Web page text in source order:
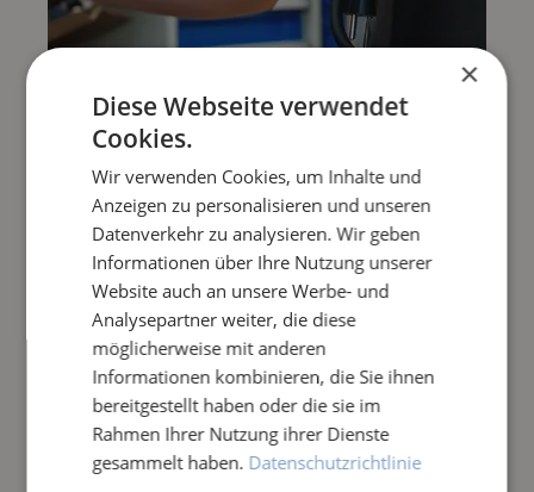
×
Diese Webseite verwendet
Cookies.
Wir verwenden Cookies, um Inhalte und
Anzeigen zu personalisieren und unseren
Datenverkehr zu analysieren. Wir geben
Informationen über Ihre Nutzung unserer
Website auch an unsere Werbe- und
Analysepartner weiter, die diese
möglicherweise mit anderen
Informationen kombinieren, die Sie ihnen
bereitgestellt haben oder die sie im
Rahmen Ihrer Nutzung ihrer Dienste
gesammelt haben. Datenschutzrichtlinie